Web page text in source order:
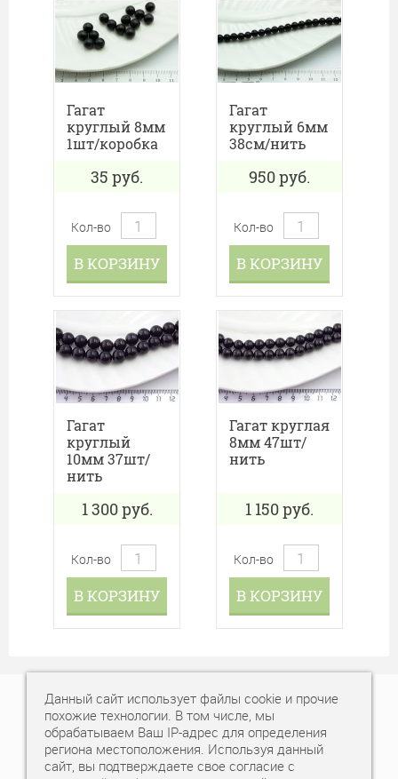
Гагат
круглый 8мм
1шт/коробка
35 руб.
Кол-во
В КОРЗИНУ
Гагат
круглый 6мм
38см/нить
950руб.
Кол-во
В КОРЗИНУ
Гагат
круглый
10мм 37шт/
нить
1 300руб.
Кол-во
В КОРЗИНУ
Гагат круглая
8мм 47шт/
нить
1 150руб.
Кол-во
В КОРЗИНУ
+7 (343) 378-77-77
Время работы: пн-вс, с 10:00 - 20:00
Данный сайт использует файлы cookie и прочие
похожие технологии. В том числе, мы
обрабатываем Ваш IP-адрес для определения
региона местоположения. Используя данный
сайт, вы подтверждаете свое согласие с